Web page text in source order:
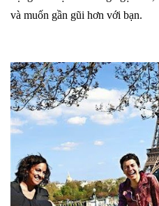
và muốn gần gũi hơn với bạn.